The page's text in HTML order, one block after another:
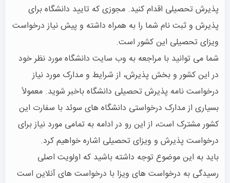
پذیرش تحصیلی اقدام کنید. مجوزی که تایید دانشگاه برای
پذیرش و ثبت نام شما را به همراه داشته و پیش نیاز درخواست
ویزای تحصیلی این کشور است.
شما می توانید با مراجعه به وب سایت دانشگاه مورد نظر خود
در این کشور و بخش پذیرش، از شرایط و مدارک مورد نیاز
درخواست نامه پذیرش تحصیلی دانشگاه باخبر شوید. معمولاً
بسیاری از مدارک درخواستی دانشگاه های سوئد با سفارت این
کشور مشترک است، از این رو در ادامه به تمامی مورد نیاز برای
درخواست پذیرش و ویزای تحصیلی اشاره خواهیم کرد.
باید به این موضوع توجه داشته باشید که اولویت اصلی
رسیدگی به درخواست های ویزا با درخواست های آنلاین است